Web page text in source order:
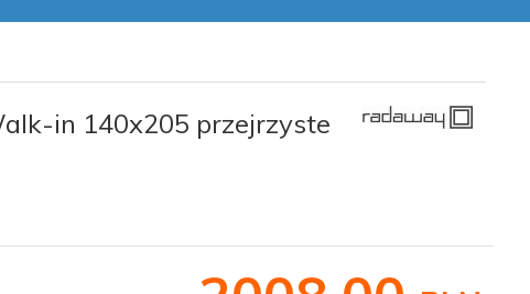
in 140x205 przejrzyste